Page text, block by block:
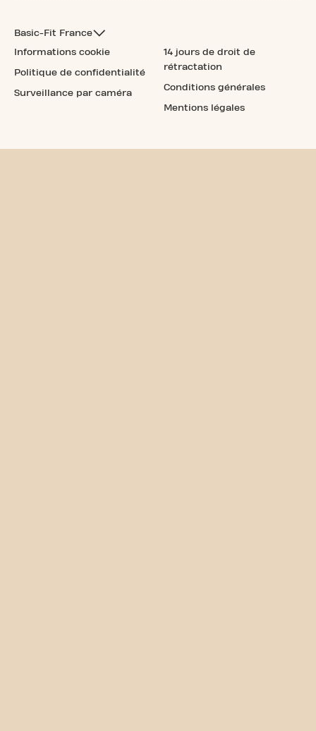
Basic-Fit France
Informations cookie
Politique de confidentialité
Surveillance par caméra
14 jours de droit de
rétractation
Conditions générales
Mentions légales